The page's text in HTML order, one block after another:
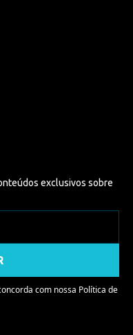
exclusivos sobre
com nossa Política de